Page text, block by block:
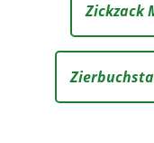
Zickzack